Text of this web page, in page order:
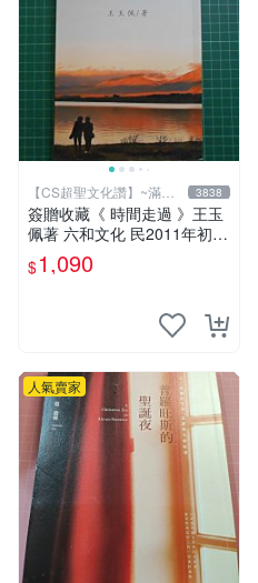
【CS超聖文化讚】~滿千
元送運
3838
簽贈收藏《 時間走過 》王玉
佩著 六和文化 民2011年初版
9成新【CS超聖文化2讚】
$1,090
人氣賣家